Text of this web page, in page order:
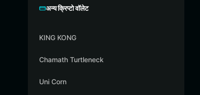
अन्य क्रिप्टो वॉलेट
KING KONG
Chamath Turtleneck
Uni Corn